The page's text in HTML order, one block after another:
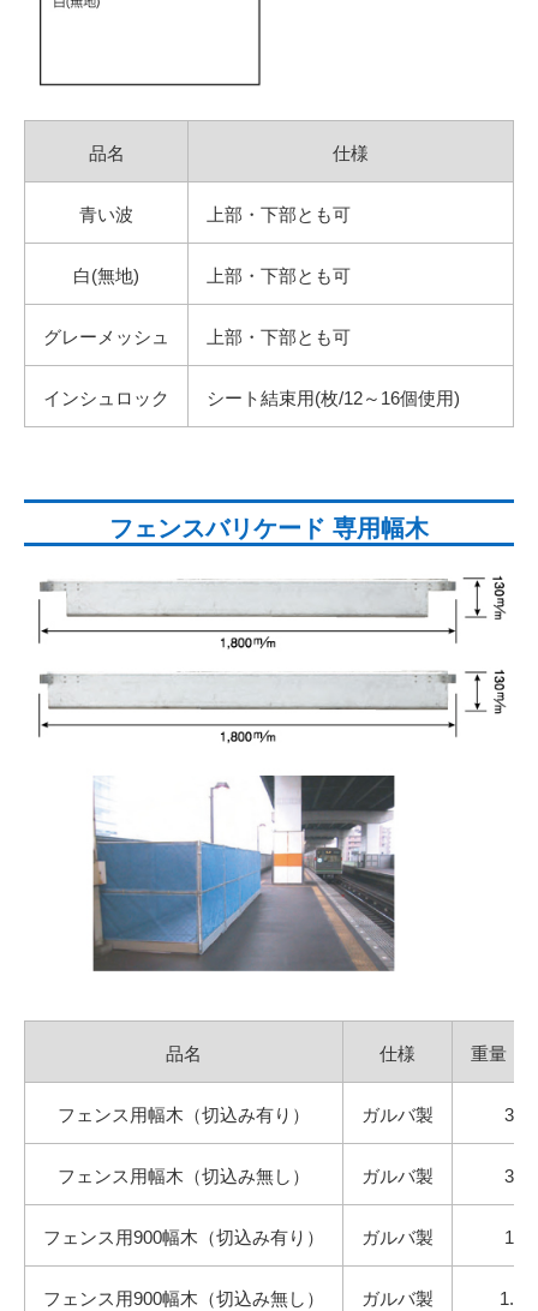
品名 仕様
青い波 上部・下部とも可
白(無地) 上部・下部とも可
グレーメッシュ 上部・下部とも可
インシュロック シート結束用(枚/12～16個使用)
フェンスバリケード 専用幅木
品名 仕様 重量（
フェンス用幅木（切込み有り） ガルバ製 3.2
フェンス用幅木（切込み無し） ガルバ製 3.7
フェンス用900幅木（切込み有り） ガルバ製 1.8
フェンス用900幅木（切込み無し） ガルバ製 1.85